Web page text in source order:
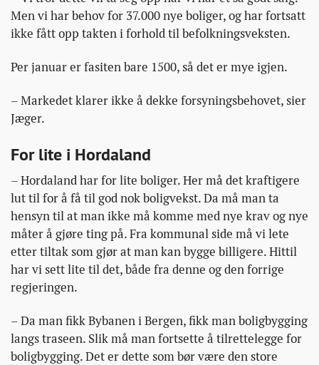
Men vi har behov for 37.000 nye boliger, og har fortsatt
ikke fått opp takten i forhold til befolkningsveksten.
Per januar er fasiten bare 1500, så det er mye igjen.
– Markedet klarer ikke å dekke forsyningsbehovet, sier
Jæger.
For lite i Hordaland
– Hordaland har for lite boliger. Her må det kraftigere
lut til for å få til god nok boligvekst. Da må man ta
hensyn til at man ikke må komme med nye krav og nye
måter å gjøre ting på. Fra kommunal side må vi lete
etter tiltak som gjør at man kan bygge billigere. Hittil
har vi sett lite til det, både fra denne og den forrige
regjeringen.
– Da man fikk Bybanen i Bergen, fikk man boligbygging
langs traseen. Slik må man fortsette å tilrettelegge for
boligbygging. Det er dette som bør være den store